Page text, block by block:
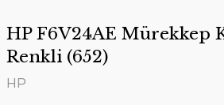
HP F6V24AE Mürekkep
Renkli (652)
HP